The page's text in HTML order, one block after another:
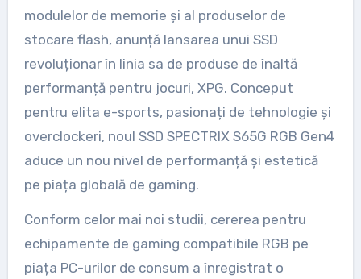
modulelor de memorie și al produselor de
stocare flash, anunță lansarea unui SSD
revoluționar în linia sa de produse de înaltă
performanță pentru jocuri, XPG. Conceput
pentru elita e-sports, pasionați de tehnologie și
overclockeri, noul SSD SPECTRIX S65G RGB Gen4
aduce un nou nivel de performanță și estetică
pe piața globală de gaming.
Conform celor mai noi studii, cererea pentru
echipamente de gaming compatibile RGB pe
piața PC-urilor de consum a înregistrat o